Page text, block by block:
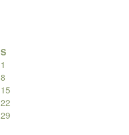
S
1
8
15
22
29